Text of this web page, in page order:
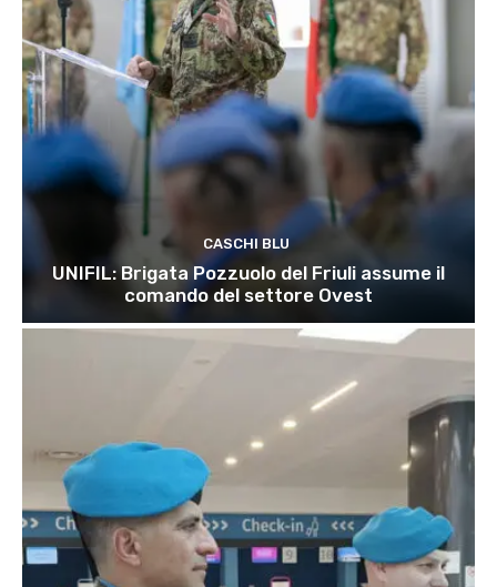
CASCHI BLU
UNIFIL: Brigata Pozzuolo del Friuli assume il
comando del settore Ovest